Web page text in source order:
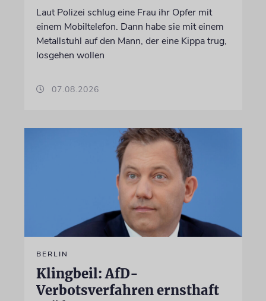
Laut Polizei schlug eine Frau ihr Opfer mit
einem Mobiltelefon. Dann habe sie mit einem
Metallstuhl auf den Mann, der eine Kippa trug,
losgehen wollen
07.08.2026
BERLIN
Klingbeil: AfD-
Verbotsverfahren ernsthaft